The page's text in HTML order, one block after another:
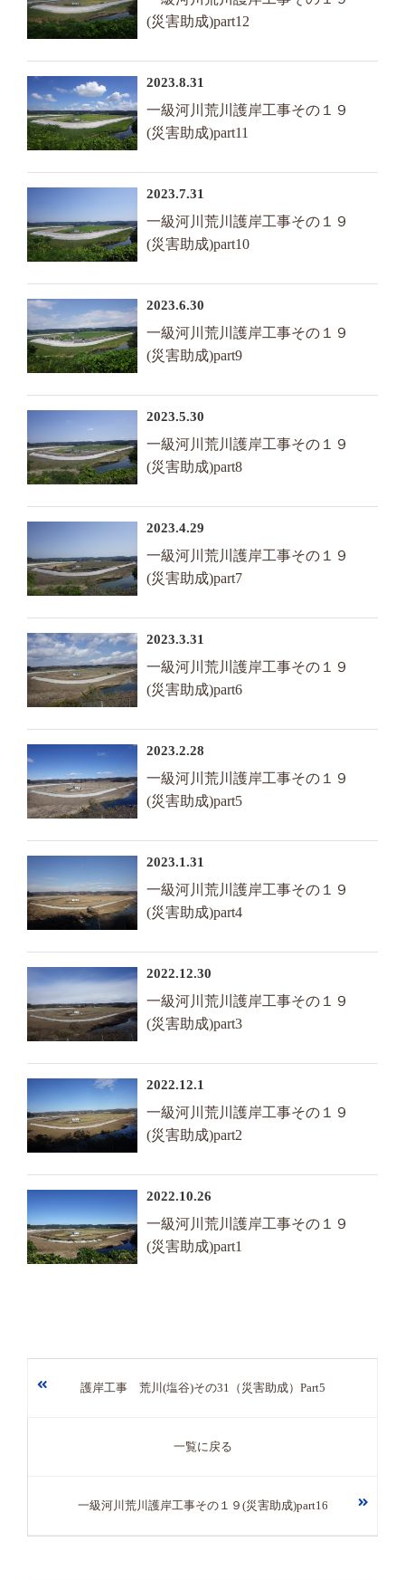
(災害助成)part12
2023.8.31
一級河川荒川護岸工事その１９
(災害助成)part11
2023.7.31
一級河川荒川護岸工事その１９
(災害助成)part10
2023.6.30
一級河川荒川護岸工事その１９
(災害助成)part9
2023.5.30
一級河川荒川護岸工事その１９
(災害助成)part8
2023.4.29
一級河川荒川護岸工事その１９
(災害助成)part7
2023.3.31
一級河川荒川護岸工事その１９
(災害助成)part6
2023.2.28
一級河川荒川護岸工事その１９
(災害助成)part5
2023.1.31
一級河川荒川護岸工事その１９
(災害助成)part4
2022.12.30
一級河川荒川護岸工事その１９
(災害助成)part3
2022.12.1
一級河川荒川護岸工事その１９
(災害助成)part2
2022.10.26
一級河川荒川護岸工事その１９
(災害助成)part1
護岸工事 荒川(塩谷)その31（災害助成）Part5
一覧に戻る
一級河川荒川護岸工事その１９(災害助成)part16